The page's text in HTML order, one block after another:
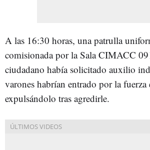
A las 16:30 horas, una patrulla
comisionada por la Sala CIMACC
ciudadano había solicitado auxilio
varones habrían entrado por la
expulsándolo tras agredirle.